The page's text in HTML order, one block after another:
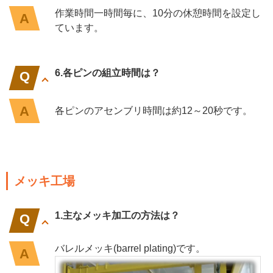
作業時間一時間毎に、10分の休憩時間を設定し
ています。
6.各ピンの組立時間は？
各ピンのアセンブリ時間は約12～20秒です。
メッキ工場
1.主なメッキ加工の方法は？
バレルメッキ(barrel plating)です。